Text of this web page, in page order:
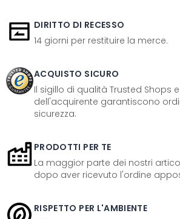
DIRITTO DI RECESSO
14 giorni per restituire la merce.
ACQUISTO SICURO
Il sigillo di qualità Trusted Shops
dell'acquirente garantiscono
sicurezza.
PRODOTTI PER TE
La maggior parte dei nostri
dopo aver ricevuto l'ordine
RISPETTO PER L'AMBIENTE